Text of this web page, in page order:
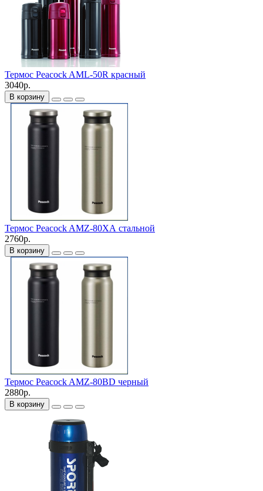
Термос Peacock AML-50R красный
3040р.
В корзину
Термос Peacock AMZ-80ХА стальной
2760р.
В корзину
Термос Peacock AMZ-80BD черный
2880р.
В корзину